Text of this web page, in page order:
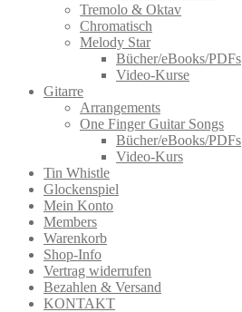
Tremolo & Oktav
Chromatisch
Melody Star
Bücher/eBooks/PDFs
Video-Kurse
Gitarre
Arrangements
One Finger Guitar Songs
Bücher/eBooks/PDFs
Video-Kurs
Tin Whistle
Glockenspiel
Mein Konto
Members
Warenkorb
Shop-Info
Vertrag widerrufen
Bezahlen & Versand
KONTAKT